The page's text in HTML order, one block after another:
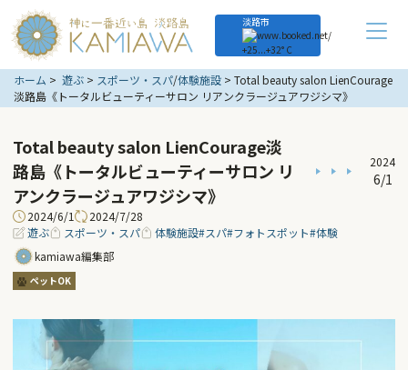
淡路市
+25...+32° C
ホーム 遊ぶ スポーツ・スパ/体験施設
Total beauty salon LienCourage
淡路島《トータルビューティーサロン リアンクラージュアワジシマ》
Total beauty salon LienCourage淡
路島《トータルビューティーサロン リ
アンクラージュアワジシマ》
2024
6/1
2024/6/1
2024/7/28
遊ぶ
スポーツ・スパ 体験施設#スパ#フォトスポット#体験
kamiawa編集部
ペットOK